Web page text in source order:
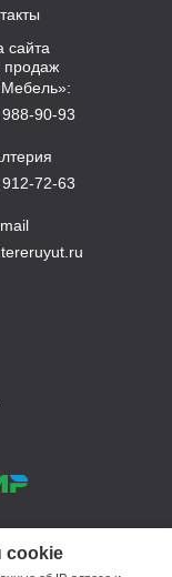
cookie
сайта
продаж
90-93
72-63